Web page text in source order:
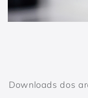
Downloads dos